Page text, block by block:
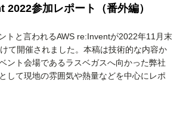
2022参加レポート（番外編）
トと言われるAWS re:Inventが2022年11月末
て開催されました。本稿は技術的な内容か
ント会場であるラスベガスへ向かった弊社
して現地の雰囲気や熱量などを中心にレポ